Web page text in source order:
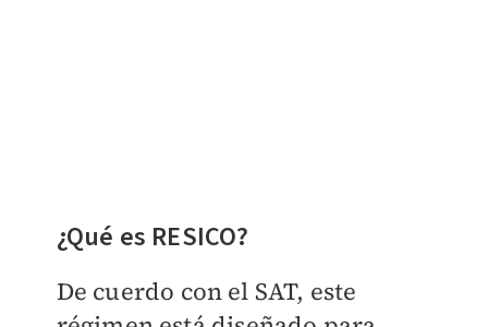
¿Qué es RESICO?
De cuerdo con el SAT, este